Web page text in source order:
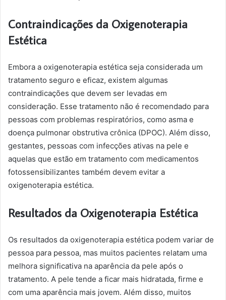
Contraindicações da Oxigenoterapia
Estética
Embora a oxigenoterapia estética seja considerada um
tratamento seguro e eficaz, existem algumas
contraindicações que devem ser levadas em
consideração. Esse tratamento não é recomendado para
pessoas com problemas respiratórios, como asma e
doença pulmonar obstrutiva crônica (DPOC). Além disso,
gestantes, pessoas com infecções ativas na pele e
aquelas que estão em tratamento com medicamentos
fotossensibilizantes também devem evitar a
oxigenoterapia estética.
Resultados da Oxigenoterapia Estética
Os resultados da oxigenoterapia estética podem variar de
pessoa para pessoa, mas muitos pacientes relatam uma
melhora significativa na aparência da pele após o
tratamento. A pele tende a ficar mais hidratada, firme e
com uma aparência mais jovem. Além disso, muitos